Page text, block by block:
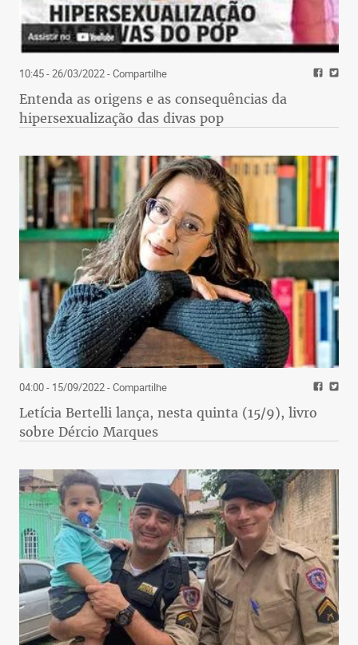
10:45 - 26/03/2022- Compartilhe
Entenda as origens e as consequências da
hipersexualização das divas pop
04:00 - 15/09/2022- Compartilhe
Letícia Bertelli lança, nesta quinta (15/9), livro
sobre Dércio Marques